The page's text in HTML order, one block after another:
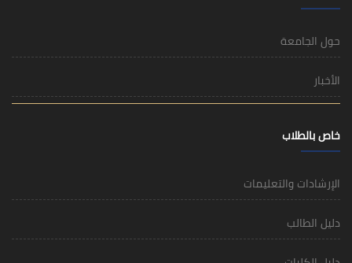
حول الجامعة
الأخبار
خاص بالطلاب
الإرشادات والتعليمات
دليل الطالب